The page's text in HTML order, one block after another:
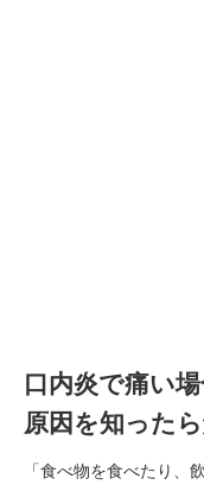
口内炎で痛い
原因を知ったら
「食べ物を食べたり、